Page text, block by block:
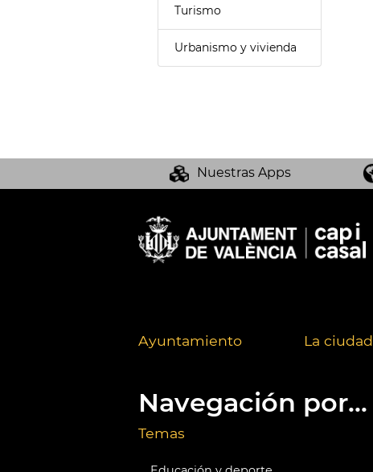
Turismo
Urbanismo y vivienda
Nuestras Apps
Ayuntamiento La ciudad
Navegación por...
Temas